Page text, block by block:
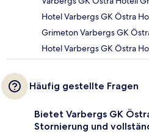
Hotel Varbergs GK Östra
Grimeton Varbergs GK
Hotel Varbergs GK Östra
Häufig gestellte Fragen
Bietet Varbergs GK
Stornierung und